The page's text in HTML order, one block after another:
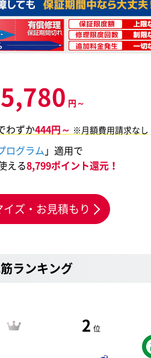
円～
わずか444円～ ※月額費用請求なし
ログラム 」適用で
える8,799ポイント還元！
ズ・お見積もり
ランキング
2 位